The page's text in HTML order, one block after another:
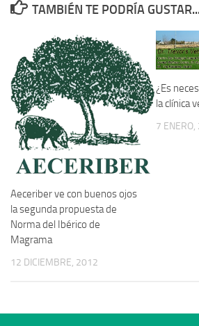
TAMBIÉN TE PODRÍA
Aeceriber ve con buenos ojos
la segunda propuesta de
Norma del Ibérico de
Magrama
12 DICIEMBRE, 2012
¿Es
la clínica
7